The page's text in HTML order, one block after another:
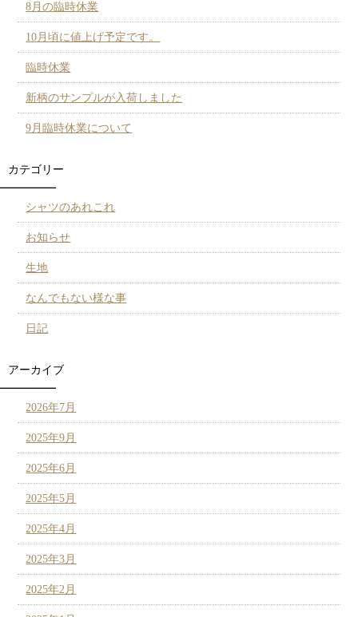
8月の臨時休業
10月頃に値上げ予定です。
臨時休業
新柄のサンプルが入荷しました
9月臨時休業について
カテゴリー
シャツのあれこれ
お知らせ
生地
なんでもない様な事
日記
アーカイブ
2026年7月
2025年9月
2025年6月
2025年5月
2025年4月
2025年3月
2025年2月